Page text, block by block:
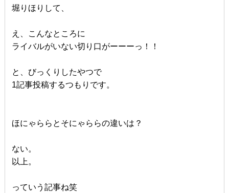
堀りほりして、
え、こんなところに
ライバルがいない切り口がーーーっ！！
と、びっくりしたやつで
1記事投稿するつもりです。
ほにゃららとそにゃららの違いは？
ない。
以上。
っていう記事ね笑